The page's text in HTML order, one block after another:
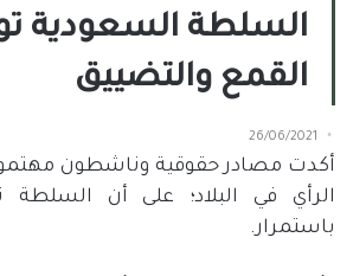
السلطة السعودية
القمع والتضييق
26/06/2021
أكدت مصادر حقوقية وناشطون
الرأي في البلاد؛ على أن السلطة
باستمرار.